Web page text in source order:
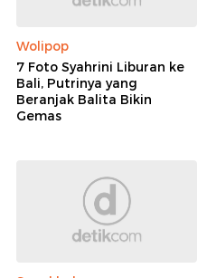
Wolipop
7 Foto Syahrini Liburan ke
Bali, Putrinya yang
Beranjak Balita Bikin
Gemas